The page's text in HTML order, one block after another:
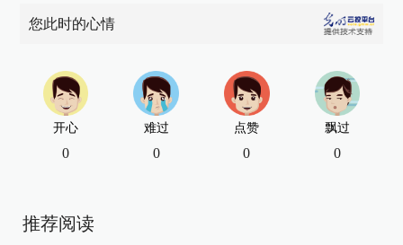
您此时的心情
开心
0
难过
0
点赞
0
飘过
0
推荐阅读